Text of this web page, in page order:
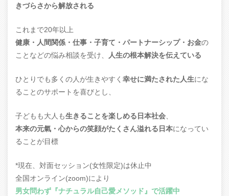
きづらさから解放される
これまで20年以上
健康・人間関係・仕事・子育て・パートナーシップ・お金の
ことなどの悩み相談を受け、
人生の根本解決を伝えている
ひとりでも多くの人が生きやすく 幸せに満たされた人生にな
ることのサポートを喜びとし、
子どもも大人も生きることを楽しめる日本社会、
本来の元氣・心からの笑顔がたくさん溢れる日本になってい
ることが目標
*現在、対面セッション(女性限定)は休止中
全国オンライン(zoom)により
男女問わず『ナチュラル自己愛メソッド』で活躍中